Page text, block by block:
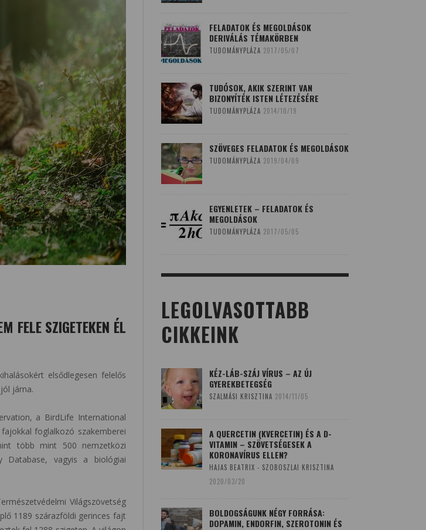
FELE SZIGETEKEN ÉL
elsődlegesen felelős
járna.
a BirdLife International
foglalkozó szakemberei
több mint 500 nemzetközi
Database, vagyis a biológiai
Világszövetség
1189 szárazföldi gerinces fajt
FELADATOK ÉS MEGOLDÁSOK
DERIVÁLÁS TÉMAKÖRBEN
TUDOMÁNYPLÁZA 2017/05/07
TUDÓSOK, AKIK SZERINT VAN
BIZONYÍTÉK ISTEN LÉTEZÉSÉRE
TUDOMÁNYPLÁZA 2014/10/19
SZÖVEGES FELADATOK ÉS MEGOLDÁSOK
TUDOMÁNYPLÁZA 2019/04/09
EGYENLETEK – FELADATOK ÉS
MEGOLDÁSOK
TUDOMÁNYPLÁZA 2017/05/05
LEGOLVASOTTABB
CIKKEINK
KÉZ-LÁB-SZÁJ VÍRUS – AZ ÚJ
GYEREKBETEGSÉG
SZALMÁSI KRISZTINA 2014/11/05
A QUERCETIN (KVERCETIN) ÉS A D-
VITAMIN – SZÖVETSÉGESEK A
KORONAVÍRUS ELLEN?
HAJAS BEATRIX - SZOBOSZLAI KRISZTINA
2020/03/20
BOLDOGSÁGUNK NÉGY FORRÁSA:
DOPAMIN, ENDORFIN, SZEROTONIN ÉS